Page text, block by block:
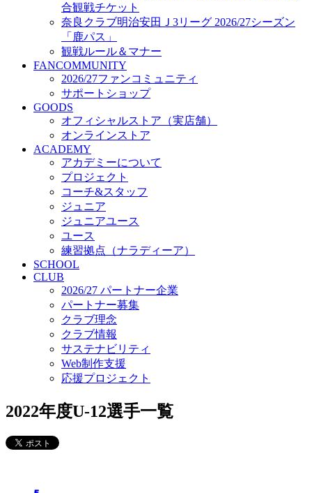
練習拠点（ナラディーア）
SCHOOL
2026/27 パートナー企業
パートナー募集
クラブ理念
クラブ情報
サステナビリティ
Web制作支援
応援プロジェクト
合観戦チケット
奈良クラブ明治安田Ｊ3リーグ 2026/27シーズン
「鹿パス」
観戦ルール＆マナー
FANCOMMUNITY
2026/27ファンコミュニティ
サポートショップ
GOODS
オフィシャルストア（実店舗）
オンラインストア
ACADEMY
アカデミーについて
プロジェクト
コーチ&スタッフ
ジュニア
ジュニアユース
ユース
練習拠点（ナラディーア）
SCHOOL
CLUB
2026/27 パートナー企業
パートナー募集
クラブ理念
クラブ情報
サステナビリティ
Web制作支援
応援プロジェクト
2022年度U-12選手一覧